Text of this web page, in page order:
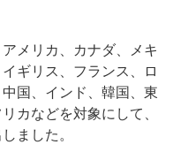
メリカ、カナダ、メキ
ギリス、フランス、ロ
国、インド、韓国、東
カなどを対象にして、
ました。